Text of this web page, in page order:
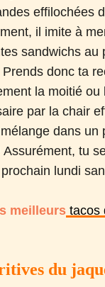
effilochées
il imite à
sandwichs au
donc ta
la moitié ou
par la chair
dans un
tu
lundi
meilleurs tacos
du